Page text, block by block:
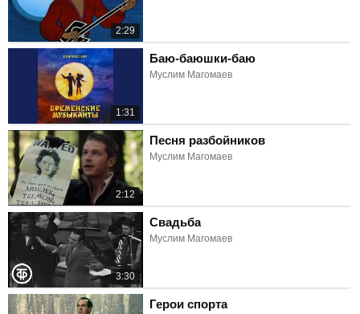
2:29
1:31
Баю-баюшки-баю
Муслим Магомаев
2:12
Песня разбойников
Муслим Магомаев
3:30
Свадьба
Муслим Магомаев
Герои спорта